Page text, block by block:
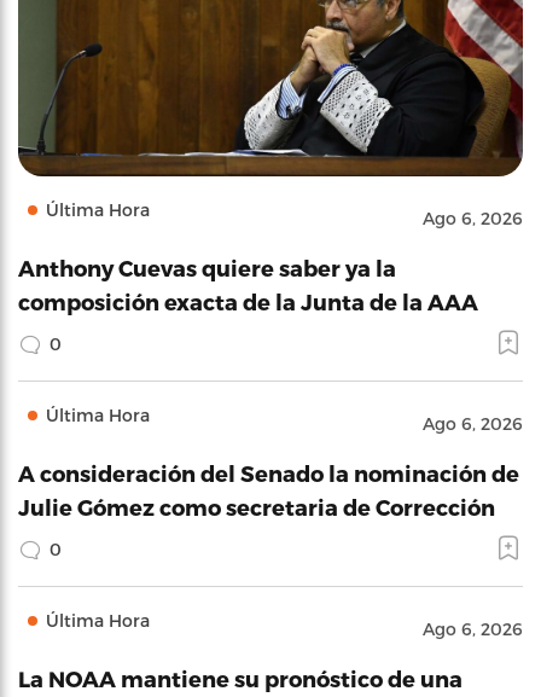
Última Hora Ago 6, 2026
Anthony Cuevas quiere saber ya la
composición exacta de la Junta de la AAA
0
Última Hora Ago 6, 2026
A consideración del Senado la nominación de
Julie Gómez como secretaria de Corrección
0
Última Hora Ago 6, 2026
La NOAA mantiene su pronóstico de una